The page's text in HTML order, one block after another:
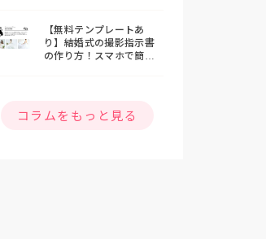
【無料テンプレートあ
り】結婚式の撮影指示書
の作り方！スマホで簡単
コラムをもっと見る